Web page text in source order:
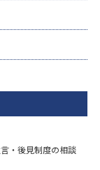
・後見制度の相談